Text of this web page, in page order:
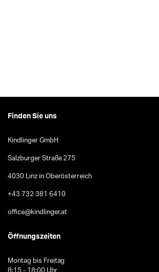
Finden Sie uns
Kindlinger GmbH
Salzburger Straße 275
4030 Linz in Oberösterreich
+43 732 381 6410
office@kindlinger.at
Öffnungszeiten
Montag bis Freitag
8:15 - 18:00 Uhr